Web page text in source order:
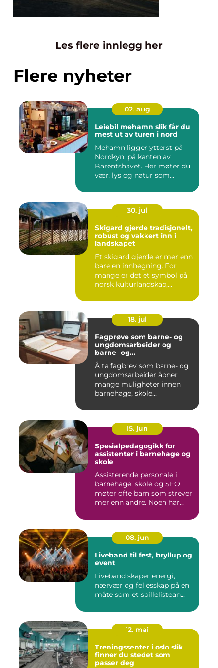
Les flere innlegg her
Flere nyheter
02. aug
Leiebil mehamn slik får du
mest ut av turen i nord
Mehamn ligger ytterst på
Nordkyn, på kanten av
Barentshavet. Her møter du
vær, lys og natur som
30. jul
Skigard gjerde tradisjonelt,
robust og vakkert inn i
landskapet
Et skigard gjerde er mer enn
bare en innhegning. For
mange er det et symbol på
norsk kulturlandskap,...
18. jul
Fagprøve som barne- og
ungdomsarbeider og
barne- og
ungdomsarbeiderfaget VG
Å ta fagbrev som barne- og
ungdomsarbeider åpner
mange muligheter innen
barnehage, skole...
15. jun
Spesialpedagogikk for
assistenter i barnehage og
skole
Assisterende personale i
barnehage, skole og SFO
møter ofte barn som strever
mer enn andre. Noen har...
08. jun
Liveband til fest, bryllup og
event
Liveband skaper energi,
nærvær og fellesskap på en
måte som et spillelistean...
12. mai
Treningssenter i oslo slik
finner du stedet som
passer deg